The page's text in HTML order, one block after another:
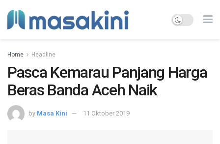
Home Headline
Pasca Kemarau Panjang Harga
Beras Banda Aceh Naik
by Masa Kini 11 Oktober 2019